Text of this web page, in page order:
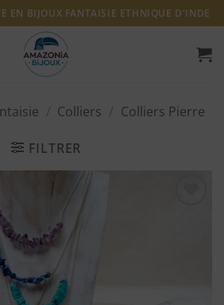
EN BIJOUX FANTAISIE ETHNIQUE D'INDE
Colliers Colliers Pierre
FILTRER